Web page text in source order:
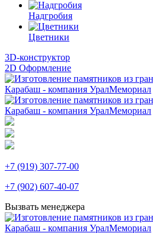
Надгробия
Цветники
3D-конструктор
2D Оформление
+7 (919) 307-77-00
+7 (902) 607-40-07
Вызвать менеджера